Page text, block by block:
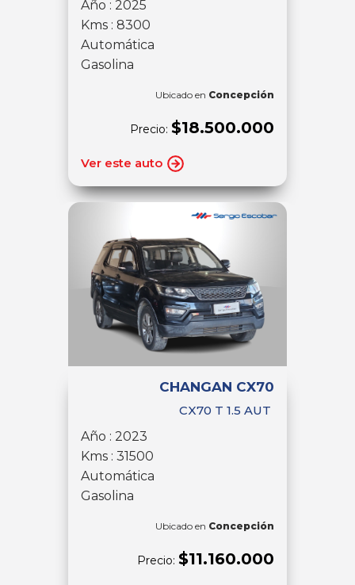
Año : 2025
Kms : 8300
Automática
Gasolina
Ubicado en Concepción
Precio: $18.500.000
Ver este auto
CHANGAN CX70
CX70 T 1.5 AUT
Año : 2023
Kms : 31500
Automática
Gasolina
Ubicado en Concepción
Precio: $11.160.000